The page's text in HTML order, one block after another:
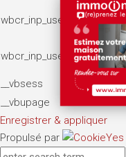
wbcr_inp_user_page_views
wbcr_inp_user_visits
__vbsess
__vbupage
Enregistrer & appliquer
Propulsé par